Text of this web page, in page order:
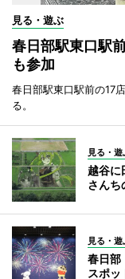
見る・遊ぶ
春日部駅東口駅
も参加
春日部駅東口駅前の17
る。
見る・遊
越谷に
さんち
見る・遊
春日部
スポッ